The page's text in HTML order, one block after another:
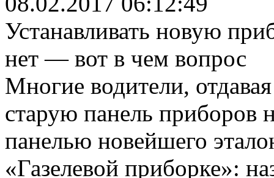
Устанавливать новую
нет — вот в чем вопрос
Многие водители,
старую панель приборов
панелью новейшего
«Газелевой приборке»: